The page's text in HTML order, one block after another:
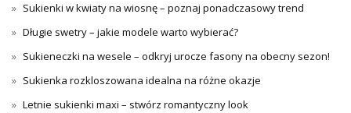
Sukienki w kwiaty na wiosnę – poznaj ponadczasowy trend
Długie swetry – jakie modele warto wybierać?
Sukieneczki na wesele – odkryj urocze fasony na obecny sezon!
Sukienka rozkloszowana idealna na różne okazje
Letnie sukienki maxi – stwórz romantyczny look